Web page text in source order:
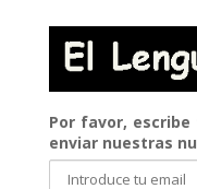
Por favor,
enviar nuestras